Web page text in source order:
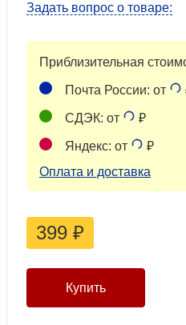
Задать вопрос о товаре:
Приблизительная
Почта России: от
СДЭК: от ₽
Яндекс: от
₽
Оплата и доставка
399 ₽